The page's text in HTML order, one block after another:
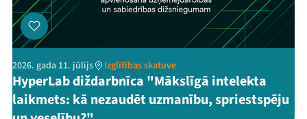
2026. gada 11. jūlijs Izglītības skatuve
HyperLab diždarbnīca "Mākslīgā intelekta
laikmets: kā nezaudēt uzmanību, spriestspēju